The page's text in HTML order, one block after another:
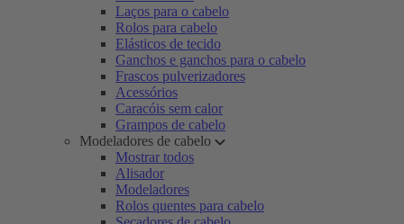
Laços para o cabelo
Rolos para cabelo
Elásticos de tecido
Ganchos e ganchos para o cabelo
Frascos pulverizadores
Acessórios
Caracóis sem calor
Grampos de cabelo
Modeladores de cabelo
Mostrar todos
Alisador
Modeladores
Rolos quentes para cabelo